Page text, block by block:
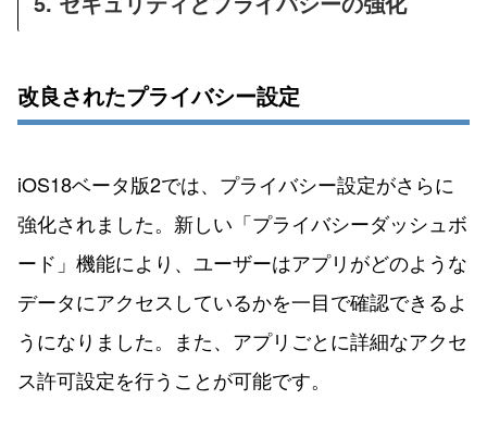
改良されたプライバシー設定
iOS18ベータ版2では、プライバシー設定がさらに
強化されました。新しい「プライバシーダッシュボ
ード」機能により、ユーザーはアプリがどのような
データにアクセスしているかを一目で確認できるよ
うになりました。また、アプリごとに詳細なアクセ
ス許可設定を行うことが可能です。